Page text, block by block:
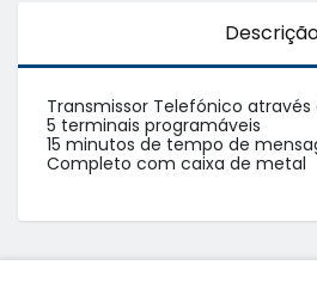
Transmissor Telefónico através
5 terminais programáveis
15 minutos de tempo de
Completo com caixa de metal